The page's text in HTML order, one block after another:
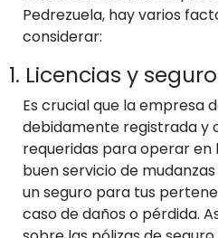
Pedrezuela, hay varios
considerar:
1. Licencias y
Es crucial que la empresa
debidamente registrada y
requeridas para operar en
buen servicio de
un seguro para tus
caso de daños o pérdida.